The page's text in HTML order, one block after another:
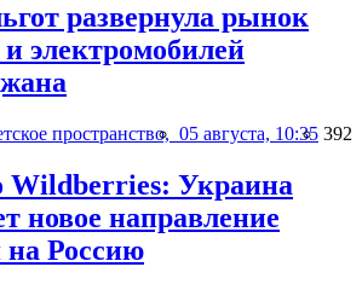
развернула рынок
электромобилей
пространство, 05 августа, 10:35 392
Wildberries: Украина
новое направление
на Россию